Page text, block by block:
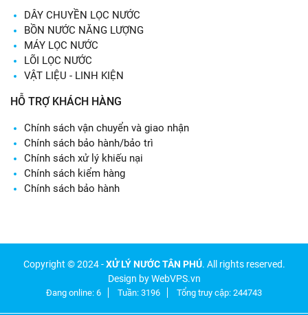
DÂY CHUYỀN LỌC NƯỚC
BỒN NƯỚC NĂNG LƯỢNG
MÁY LỌC NƯỚC
LÕI LỌC NƯỚC
VẬT LIỆU - LINH KIỆN
HỖ TRỢ KHÁCH HÀNG
Chính sách vận chuyển và giao nhận
Chính sách bảo hành/bảo trì
Chính sách xử lý khiếu nại
Chính sách kiểm hàng
Chính sách bảo hành
Copyright © 2024 -XỬ LÝ NƯỚC TÂN PHÚ. All rights reserved.
Design by WebVPS.vn
Đang online: 6 Tuần: 3196 Tổng truy cập: 244743